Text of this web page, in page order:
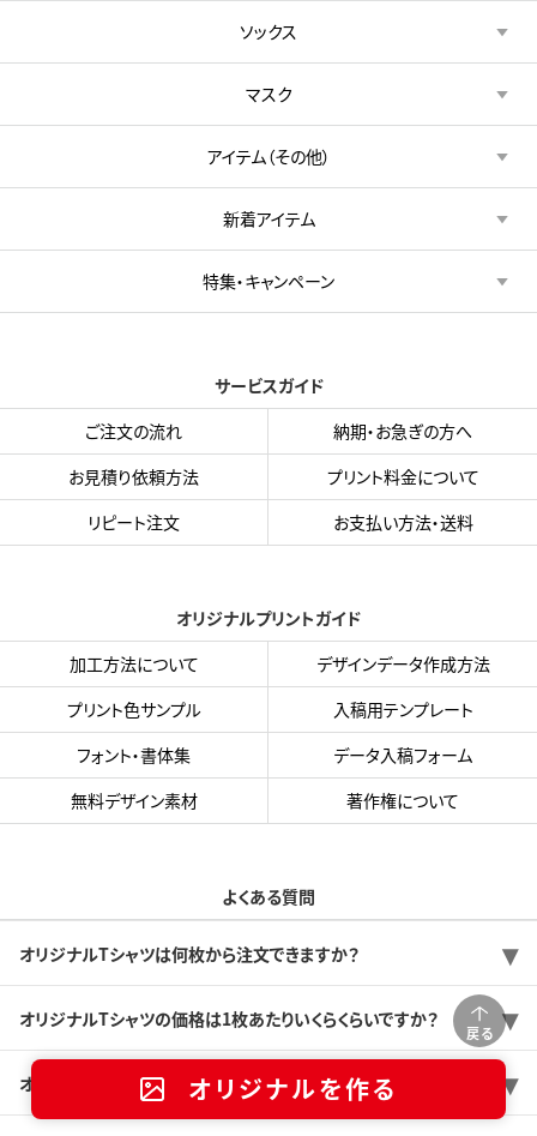
戻る
オリジナルを作る
ソックス
マスク
アイテム（その他）
新着アイテム
特集・キャンペーン
サービスガイド
ご注文の流れ
納期・お急ぎの方へ
お見積り依頼方法
プリント料金について
リピート注文
お支払い方法・送料
オリジナルプリントガイド
加工方法について
デザインデータ作成方法
プリント色サンプル
入稿用テンプレート
フォント・書体集
データ入稿フォーム
無料デザイン素材
著作権について
よくある質問
オリジナルTシャツは何枚から注文できますか？
オリジナルTシャツの価格は1枚あたりいくらくらいですか？
オリジナルTシャツは注文してから何日で出来ますか？